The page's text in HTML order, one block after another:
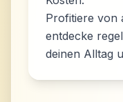
Profitiere von
entdecke
deinen Alltag